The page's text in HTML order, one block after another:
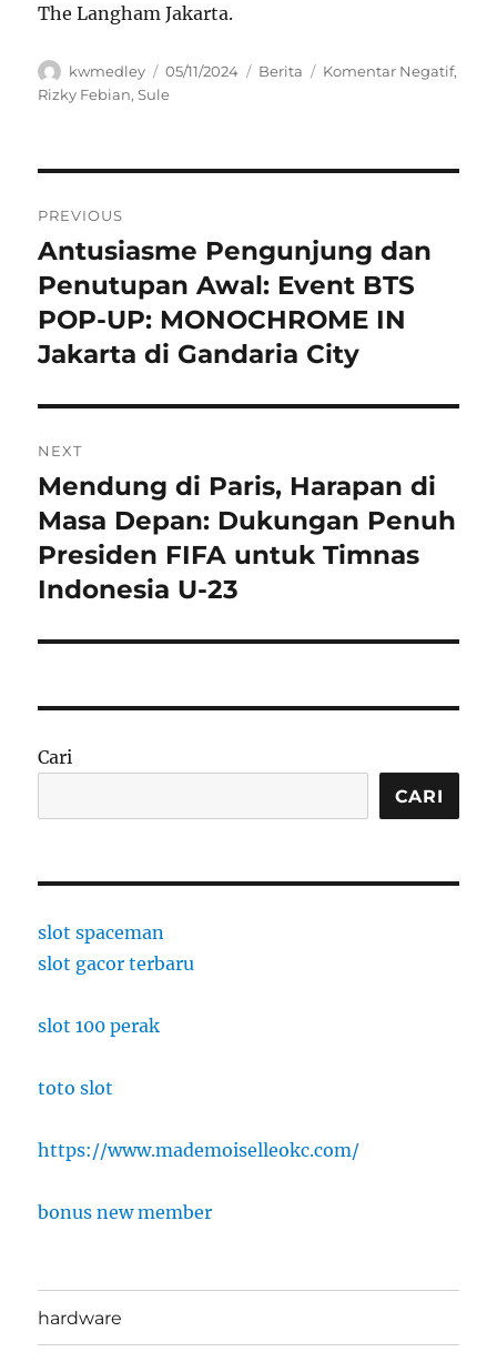
The Langham Jakarta.
Author
kwmedley
Posted
on
05/11/2024 Categories
Berita Tags
Komentar Negatif,
Rizky Febian,Sule
pos
PREVIOUS
Previous
post:
Antusiasme Pengunjung dan
Penutupan Awal: Event BTS
POP-UP: MONOCHROME IN
Jakarta di Gandaria City
NEXT
Next
post:
Mendung di Paris, Harapan di
Masa Depan: Dukungan Penuh
Presiden FIFA untuk Timnas
Indonesia U-23
Cari
CARI
slot spaceman
slot gacor terbaru
slot 100 perak
toto slot
https://www.mademoiselleokc.com/
bonus new member
hardware